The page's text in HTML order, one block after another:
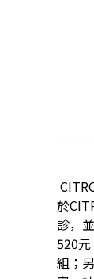
於
診，
520
組；